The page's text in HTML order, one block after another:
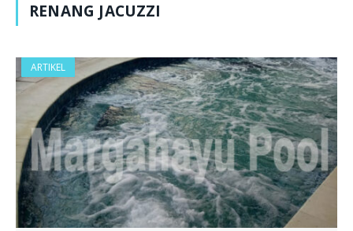
RENANG JACUZZI
ARTIKEL